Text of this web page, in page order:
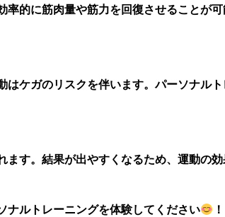
的に筋肉量や筋力を回復させることが
ケガのリスクを伴います。パーソナル
す。結果が出やすくなるため、運動の効
ナルトレーニングを体験してください ！